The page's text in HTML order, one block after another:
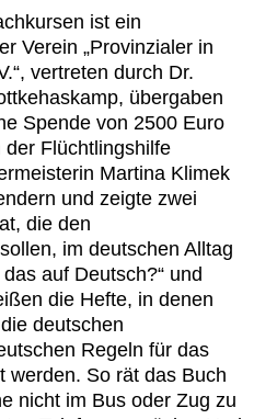
ist ein
Verein „Provinzialer in
vertreten durch Dr.
übergaben
Spende von 2500 Euro
Flüchtlingshilfe
Martina Klimek
und zeigte zwei
die den
im deutschen Alltag
auf Deutsch?“ und
die Hefte, in denen
deutschen
Regeln für das
werden. So rät das Buch
nicht im Bus oder Zug zu